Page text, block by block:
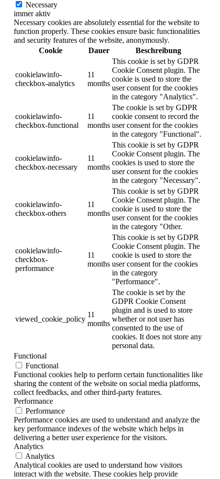
Necessary
immer aktiv
Necessary cookies are absolutely essential for the website to
function properly. These cookies ensure basic functionalities
and security features of the website, anonymously.
Cookie
Dauer Beschreibung
cookielawinfo-
checkbox-analytics
11
months
This cookie is set by GDPR
Cookie Consent plugin. The
cookie is used to store the
user consent for the cookies
in the category "Analytics".
cookielawinfo-
checkbox-functional
11
months
The cookie is set by GDPR
cookie consent to record the
user consent for the cookies
in the category "Functional".
cookielawinfo-
checkbox-necessary
11
months
This cookie is set by GDPR
Cookie Consent plugin. The
cookies is used to store the
user consent for the cookies
in the category "Necessary".
cookielawinfo-
checkbox-others
11
months
This cookie is set by GDPR
Cookie Consent plugin. The
cookie is used to store the
user consent for the cookies
in the category "Other.
cookielawinfo-
checkbox-
performance
11
months
This cookie is set by GDPR
Cookie Consent plugin. The
cookie is used to store the
user consent for the cookies
in the category
"Performance".
viewed_cookie_policy
11
months
The cookie is set by the
GDPR Cookie Consent
plugin and is used to store
whether or not user has
consented to the use of
cookies. It does not store any
personal data.
Functional
Functional
Functional cookies help to perform certain functionalities like
sharing the content of the website on social media platforms,
collect feedbacks, and other third-party features.
Performance
Performance
Performance cookies are used to understand and analyze the
key performance indexes of the website which helps in
delivering a better user experience for the visitors.
Analytics
Analytics
Analytical cookies are used to understand how visitors
interact with the website. These cookies help provide